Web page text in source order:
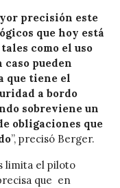
precisión este
que hoy está
como el uso
pueden
que tiene el
a bordo
sobreviene un
obligaciones que
”, precisó Berger.
limita el piloto
que en